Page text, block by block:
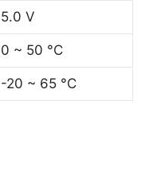
5.0 V
0 ~ 50 °C
-20 ~ 65 °C